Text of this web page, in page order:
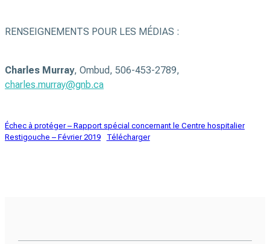
RENSEIGNEMENTS POUR LES MÉDIAS :
Charles Murray, Ombud, 506-453-2789,
charles.murray@gnb.ca
Échec à protéger – Rapport spécial concernant le Centre hospitalier
Restigouche – Février 2019
Télécharger